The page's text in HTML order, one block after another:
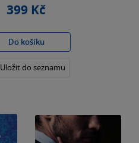
399 Kč
Do košíku
Uložit do seznamu